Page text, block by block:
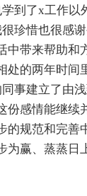
到了x工作以
珍惜也很感
中带来帮助和
处的两年时间
事建立了由
份感情能继续
的规范和完善
为赢、蒸蒸日